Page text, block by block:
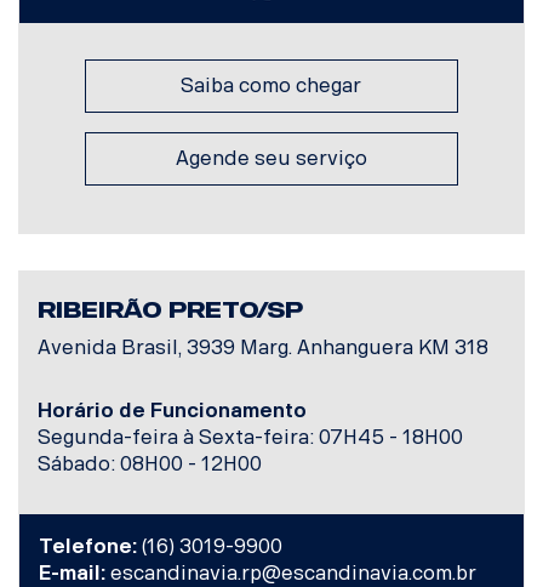
Saiba como chegar
Agende seu serviço
RIBEIRÃO PRETO/SP
Avenida Brasil, 3939 Marg. Anhanguera KM 318
Horário de Funcionamento
Segunda-feira à Sexta-feira: 07H45 - 18H00
Sábado: 08H00 - 12H00
Telefone: (16) 3019-9900
E-mail: escandinavia.rp@escandinavia.com.br